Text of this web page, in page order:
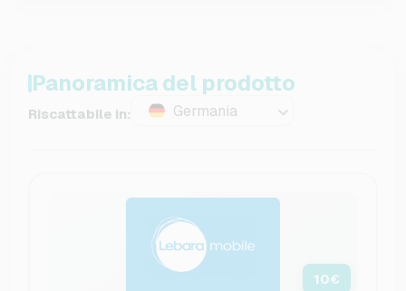
Panoramica del prodotto
Riscattabile in: Germania
10€